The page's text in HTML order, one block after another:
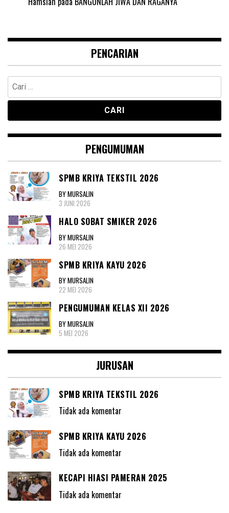
PENCARIAN
Cari
untuk:
PENGUMUMAN
SPMB KRIYA TEKSTIL 2026
BY MURSALIN
3 JUNI 2026
HALO SOBAT SMIKER 2026
BY MURSALIN
26 MEI 2026
SPMB KRIYA KAYU 2026
BY MURSALIN
22 MEI 2026
PENGUMUMAN KELAS XII 2026
BY MURSALIN
5 MEI 2026
JURUSAN
SPMB KRIYA TEKSTIL 2026
Tidak ada komentar
SPMB KRIYA KAYU 2026
Tidak ada komentar
KECAPI HIASI PAMERAN 2025
Tidak ada komentar